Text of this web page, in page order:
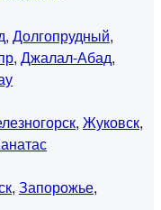
, Долгопрудный,
, Джалал-Абад,
, Жуковск,
, Запорожье,